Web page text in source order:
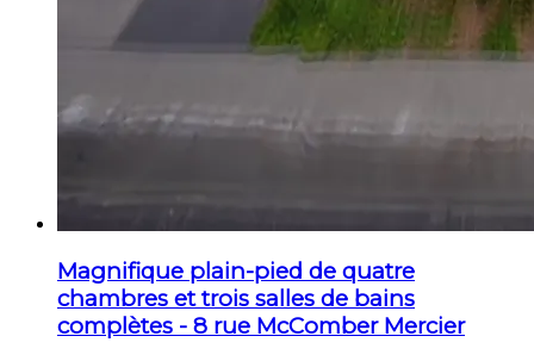
Magnifique plain-pied de quatre
chambres et trois salles de bains
complètes - 8 rue McComber Mercier